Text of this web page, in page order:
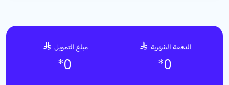
الدفعة الشهرية
0
*
مبلغ التمويل
0
*